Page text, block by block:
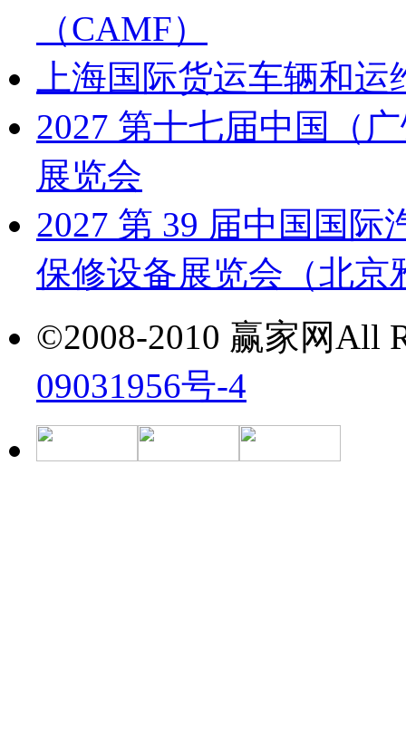
（CAMF）
上海国际货运车辆和
2027 第十七届中国（
展览会
2027 第 39 届中国国
保修设备展览会（北京
©2008-2010 赢家网All
09031956号-4